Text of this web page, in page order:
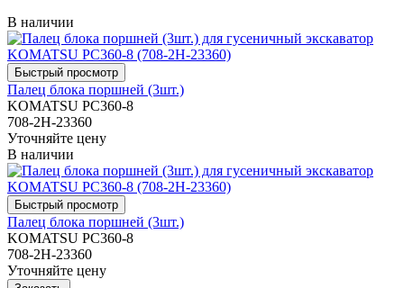
В наличии
Палец блока поршней (3шт.)
KOMATSU PC360-8
708-2H-23360
Уточняйте цену
В наличии
Палец блока поршней (3шт.)
KOMATSU PC360-8
708-2H-23360
Уточняйте цену